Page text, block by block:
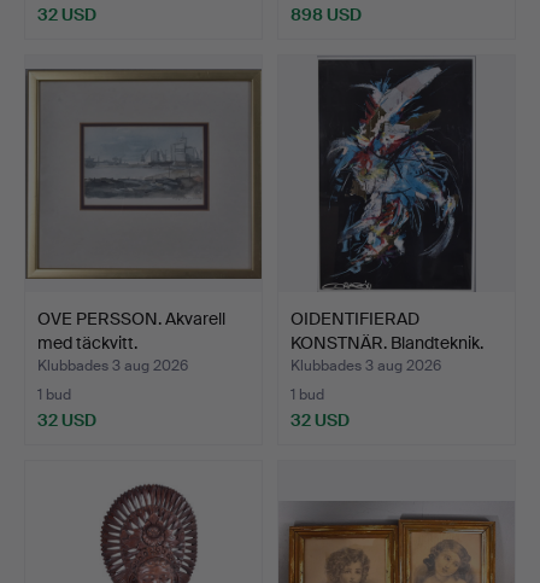
32 USD 898 USD
OVE PERSSON. Akvarell
med täckvitt.
Klubbades 3 aug 2026
1 bud
32 USD
OIDENTIFIERAD
KONSTNÄR. Blandteknik.
Klubbades 3 aug 2026
1 bud
32 USD